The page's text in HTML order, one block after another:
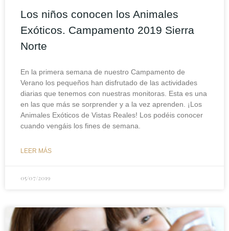
Los niños conocen los Animales
Exóticos. Campamento 2019 Sierra
Norte
En la primera semana de nuestro Campamento de
Verano los pequeños han disfrutado de las actividades
diarias que tenemos con nuestras monitoras. Esta es una
en las que más se sorprender y a la vez aprenden. ¡Los
Animales Exóticos de Vistas Reales! Los podéis conocer
cuando vengáis los fines de semana.
LEER MÁS
05/07/2019